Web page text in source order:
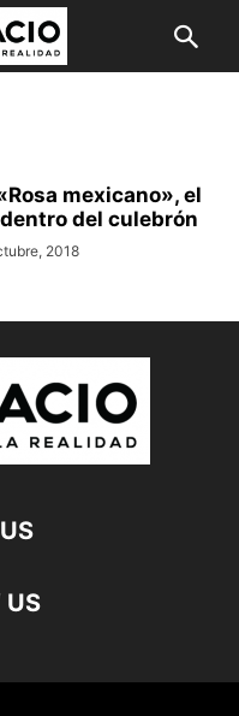
mexicano», el
del culebrón
2018
US